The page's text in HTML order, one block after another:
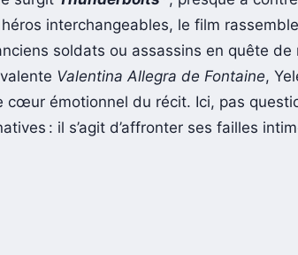
interchangeables, le film
soldats ou assassins en quête de
Valentina Allegra de Fontaine,
cœur émotionnel du récit. Ici, pas
: il s’agit d’affronter ses failles